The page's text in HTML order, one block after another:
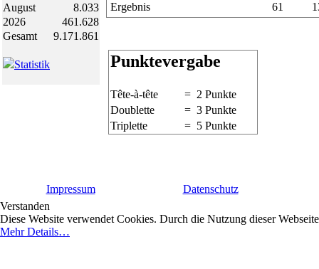
August
8.033
2026
461.628
Gesamt
9.171.861
Statistik
Ergebnis
61
Punktevergabe
Tête-à-tête
= 2 Punkte
Doublette
= 3 Punkte
Triplette
= 5 Punkte
Impressum
Datenschutz
Verstanden
Diese Website verwendet Cookies. Durch die Nutzung dieser
Mehr Details…